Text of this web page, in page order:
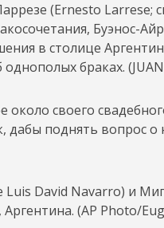
(Ernesto
Буэнос-
в столице
браках.
около своего
дабы поднять вопрос
Luis David Navarro) и
(AP Photo/